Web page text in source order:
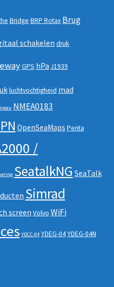
Bridge BRP Rotax Brug
schakelen druk
GPS hPa J1939
luchtvochtigheid mad
NMEA0183
OpenSeaMaps Penta
/
SeatalkNG SeaTalk
Simrad
screen Volvo WiFi
YDCC-04 YDEG-04YDEG-04N